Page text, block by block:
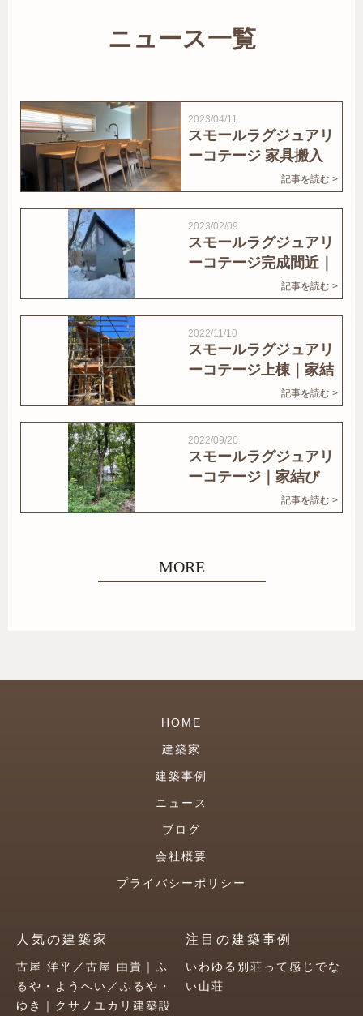
ニュース一覧
2023/04/11
スモールラグジュアリ
ーコテージ 家具搬入
記事を読む >
2023/02/09
スモールラグジュアリ
ーコテージ完成間近｜
記事を読む >
2022/11/10
スモールラグジュアリ
ーコテージ上棟｜家結
記事を読む >
2022/09/20
スモールラグジュアリ
ーコテージ｜家結び
記事を読む >
MORE
HOME
建築家
建築事例
ニュース
ブログ
会社概要
プライバシーポリシー
人気の建築家
古屋 洋平／古屋 由貴｜ふ
るや・ようへい／ふるや・
ゆき｜クサノユカリ建築設
注目の建築事例
いわゆる別荘って感じでな
い山荘